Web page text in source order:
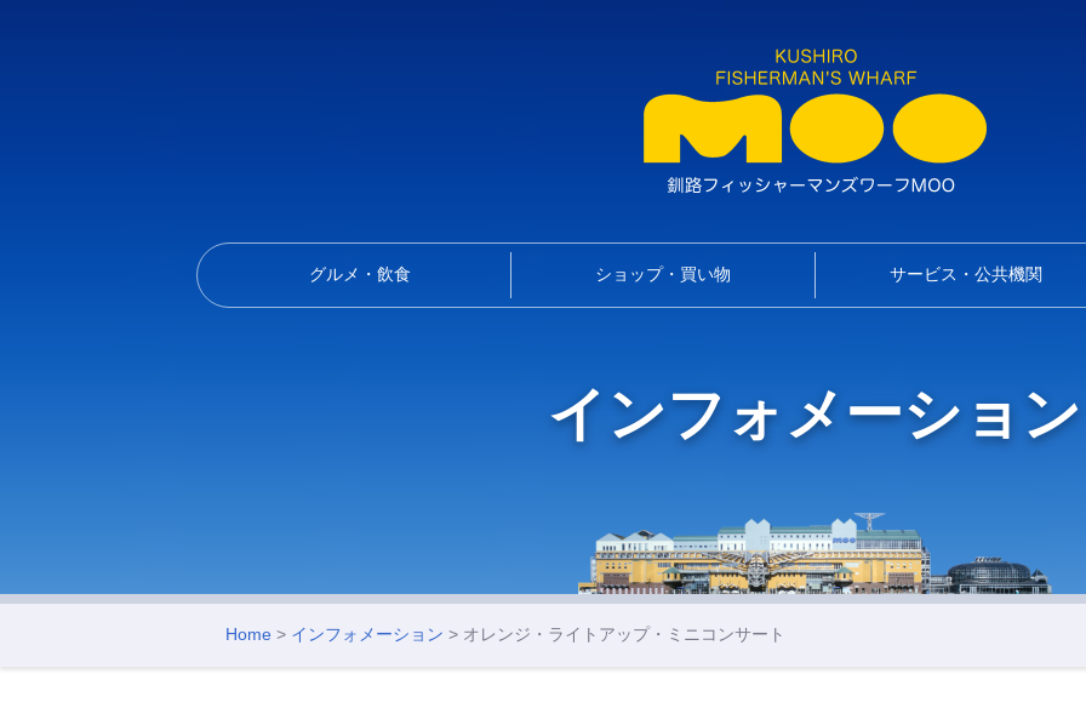
グルメ・飲食 ショップ・買い物 サービス・公共機関
インフォメーション
Home > インフォメーション > オレンジ・ライトアップ・ミニコンサート